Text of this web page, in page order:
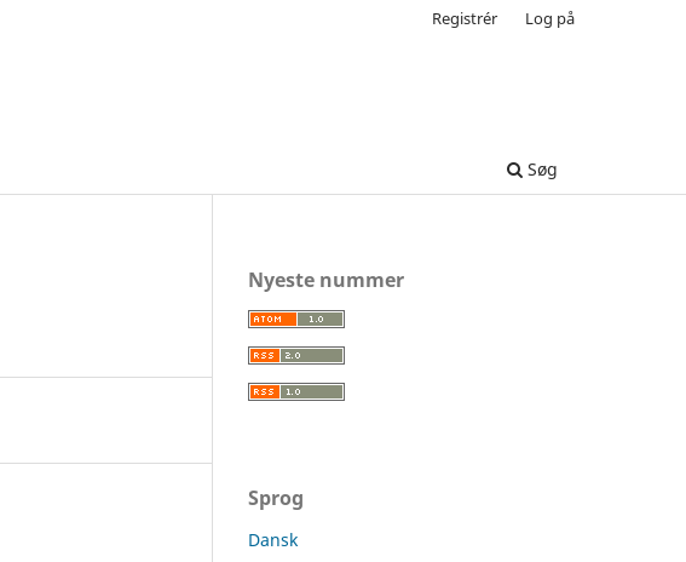
Søg
Registrér Log på
Nyeste nummer
Sprog
Dansk